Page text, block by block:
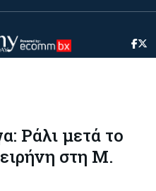
Ράλι μετά το
στη Μ.